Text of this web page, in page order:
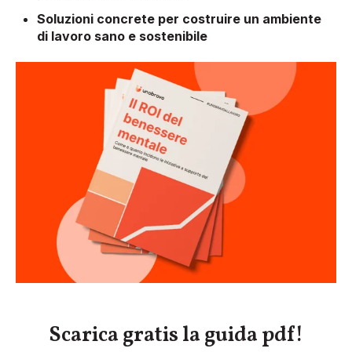
Soluzioni concrete per costruire un ambiente
di lavoro sano e sostenibile
Scarica gratis la guida pdf!